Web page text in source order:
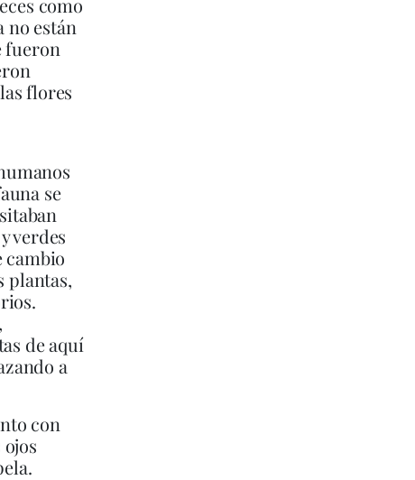
como
no están
fueron
flores
se
verdes
cambio
plantas,
de aquí
a
con